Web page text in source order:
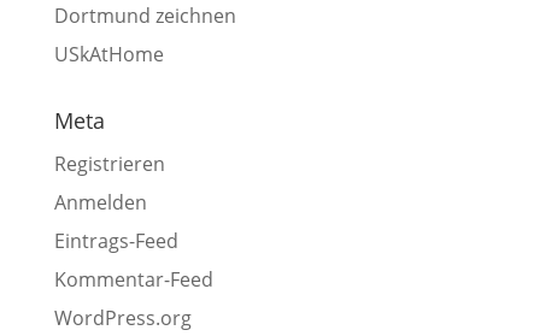
Dortmund zeichnen
USkAtHome
Meta
Registrieren
Anmelden
Eintrags-Feed
Kommentar-Feed
WordPress.org